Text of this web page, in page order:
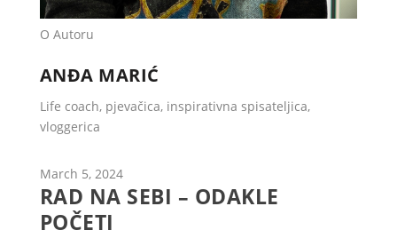
O Autoru
ANĐA MARIĆ
Life coach, pjevačica, inspirativna spisateljica,
vloggerica
March 5, 2024
RAD NA SEBI – ODAKLE
POČETI